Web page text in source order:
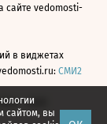
сайтом, вы
сайте vedomosti-
в виджетах
СМИ2
- 2026